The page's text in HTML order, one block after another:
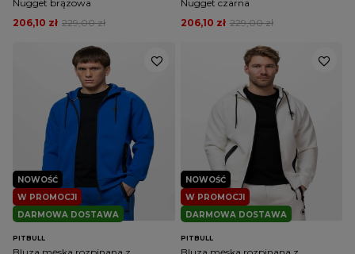
Nugget brązowa
229,00 zł
206,10 zł
Nugget czarna
229,00 zł
206,10 zł
W PROMOCJI
NOWOŚĆ
DARMOWA DOSTAWA
PITBULL
Bluza męska rozpinana z
W PROMOCJI
NOWOŚĆ
DARMOWA DOSTAWA
PITBULL
Bluza męska rozpinana z